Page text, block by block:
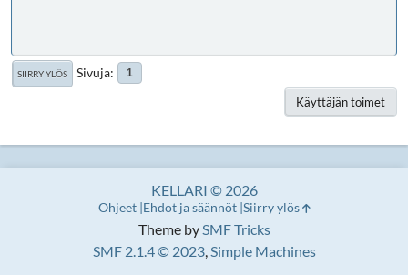
SIIRRY YLÖS Sivuja 1
Käyttäjän toimet
Theme bySMF Tricks
SMF 2.1.4 © 2023,Simple Machines
KELLARI © 2026
Ohjeet Ehdot ja säännöt Siirry ylös